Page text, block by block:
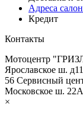
Адреса
Кредит
Контакты
Мотоцентр
Ярославское ш.
56 Сервисный
Московское ш. 22А
×